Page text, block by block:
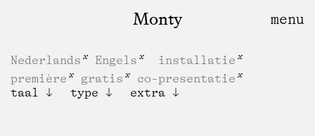
Monty
Nederlands Engels
installatie
première
gratis
co-presentatie
taal
type extra